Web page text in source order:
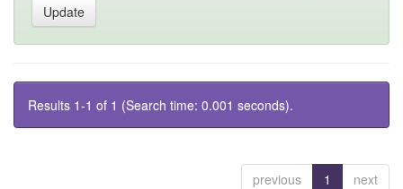
Results 1-1 of 1 (Search time: 0.001 seconds).
previous 1 next